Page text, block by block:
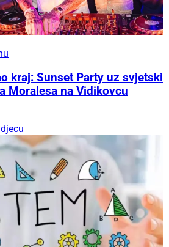
kraj: Sunset Party uz svjetski
Moralesa na Vidikovcu